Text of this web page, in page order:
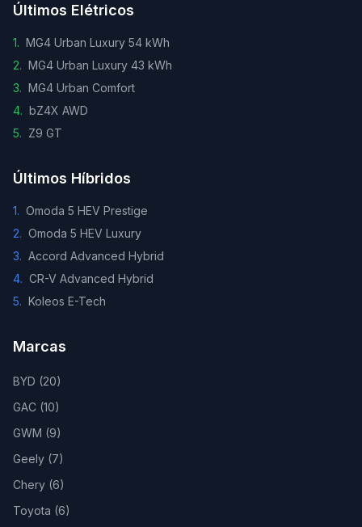
Últimos Elétricos
1. MG4 Urban Luxury 54 kWh
2. MG4 Urban Luxury 43 kWh
3. MG4 Urban Comfort
4. bZ4X AWD
5. Z9 GT
Últimos Híbridos
1. Omoda 5 HEV Prestige
2. Omoda 5 HEV Luxury
3. Accord Advanced Hybrid
4. CR-V Advanced Hybrid
5. Koleos E-Tech
Marcas
BYD (20)
GAC (10)
GWM (9)
Geely (7)
Chery (6)
Toyota (6)